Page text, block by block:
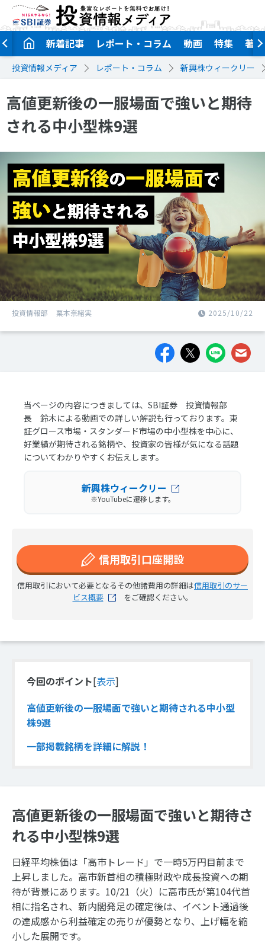
新着記事 レポート・コラム 動画 特集 著者
投資情報メディア レポート・コラム 新興株ウィークリー
高値更新後の一服場面で強いと期待
される中小型株9選
投資情報部 栗本奈緒実 2025/10/22
当ページの内容につきましては、SBI証券 投資情報部
長 鈴木による動画での詳しい解説も行っております。東
証グロース市場・スタンダード市場の中小型株を中心に、
好業績が期待される銘柄や、投資家の皆様が気になる話題
についてわかりやすくお伝えします。
新興株ウィークリー
※YouTubeに遷移します。
信用取引口座開設
信用取引において必要となるその他諸費用の詳細は信用取引のサー
ビス概要
をご確認ください。
今回のポイント[表示]
高値更新後の一服場面で強いと期待される中小型
株9選
一部掲載銘柄を詳細に解説！
高値更新後の一服場面で強いと期待さ
れる中小型株9選
日経平均株価は「高市トレード」で一時5万円目前まで
上昇しました。高市新首相の積極財政や成長投資への期
待が背景にあります。10/21（火）に高市氏が第104代首
相に指名され、新内閣発足の確定後は、イベント通過後
の達成感から利益確定の売りが優勢となり、上げ幅を縮
小した展開です。